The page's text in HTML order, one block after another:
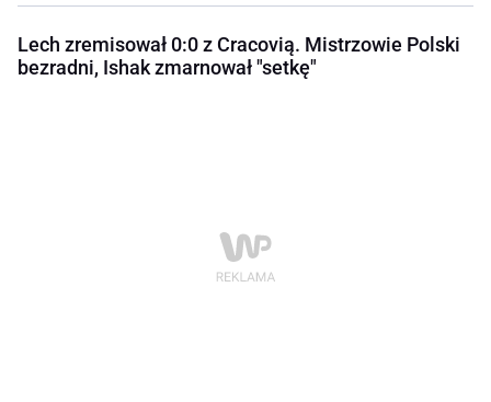
Lech zremisował 0:0 z Cracovią. Mistrzowie Polski
bezradni, Ishak zmarnował "setkę"